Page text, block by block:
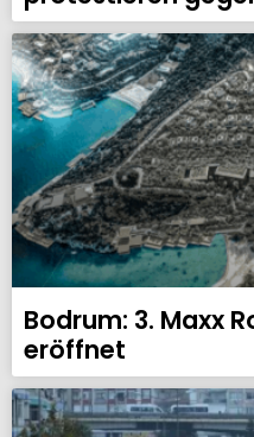
Bodrum: 3. Maxx
eröffnet